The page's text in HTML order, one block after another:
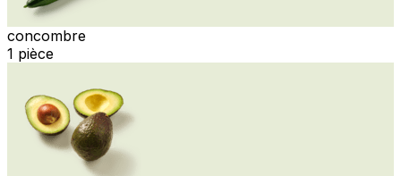
concombre
1 pièce